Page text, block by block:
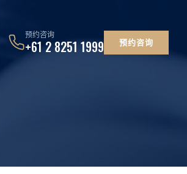
预约咨询
+61 2 8251 1999 预约咨询